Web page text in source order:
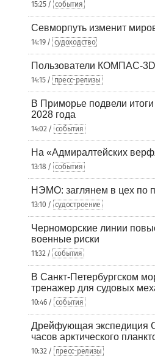
15:25 / события
Севморпуть изменит
14:19 / судоходство
Пользователи КОМПАС-3D
14:15 / пресс-релизы
В Приморье подвели
2028 года
14:02 / события
На «Адмиралтейских
13:18 / события
НЭМО: заглянем в цех по
13:10 / судостроение
Черноморские линии
военные риски
11:32 / события
В Санкт-Петербургском
тренажер для судовых
10:46 / события
Дрейфующая экспедиция
часов арктического
10:32 / пресс-релизы